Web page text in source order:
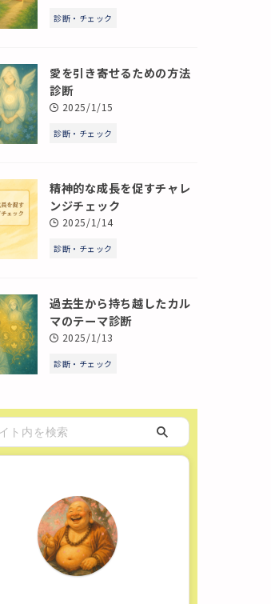
診断・チェック
愛を引き寄せるための方法
診断
2025/1/15
診断・チェック
精神的な成長を促すチャレ
ンジチェック
2025/1/14
診断・チェック
過去生から持ち越したカル
マのテーマ診断
2025/1/13
診断・チェック